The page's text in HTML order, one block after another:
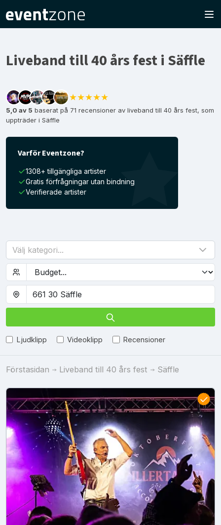
Liveband till 40 års fest i Säffle
★★★★★
5,0 av 5 baserat på 71 recensioner av liveband till 40 års fest, som
uppträder i Säffle
Varför Eventzone?
1308+ tillgängliga artister
Gratis förfrågningar utan bindning
Verifierade artister
Välj kategori...
Ljudklipp Videoklipp Recensioner
Förstasidan Liveband till 40 års fest Säffle